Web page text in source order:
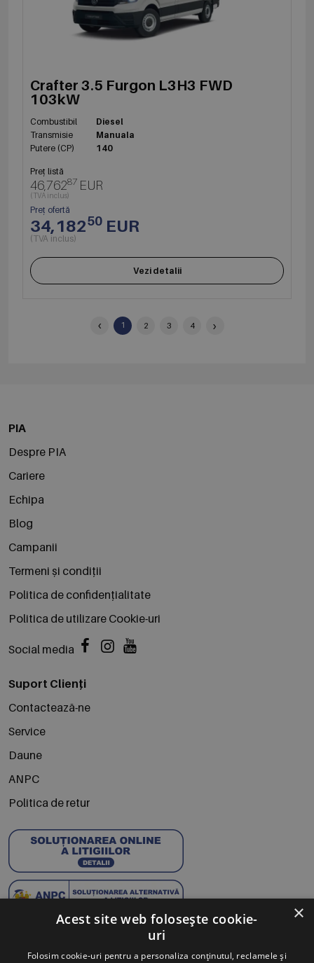
Crafter 3.5 Furgon L3H3 FWD
103kW
Combustibil
Diesel
Transmisie
Manuala
Putere (CP)
140
Preț listă
46,76287 EUR
(TVA inclus)
Preț ofertă
34,18250 EUR
(TVA inclus)
Vezi detalii
‹ 1 2 3 4 ›
PIA
Despre PIA
Cariere
Echipa
Blog
Campanii
Termeni și condiții
Politica de confidențialitate
Politica de utilizare Cookie-uri
Social media
Suport Clienți
Contactează-ne
Service
Daune
ANPC
Politica de retur
Abonează-te la Newsletter
×
Acest site web folosește cookie-
uri
Folosim cookie-uri pentru a personaliza conținutul, reclamele și